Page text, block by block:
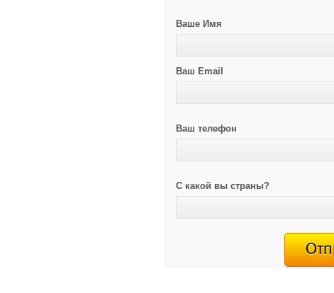
Ваше Имя
Ваш Email
Ваш телефон
С какой вы страны?